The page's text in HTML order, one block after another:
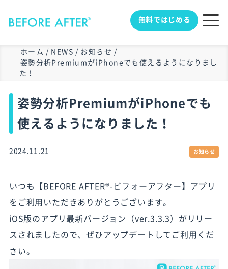
無料ではじめる
ホーム / NEWS / お知らせ /
姿勢分析PremiumがiPhoneでも使えるようになりまし
た！
姿勢分析PremiumがiPhoneでも
使えるようになりました！
2024.11.21 お知らせ
いつも【BEFORE AFTER®-ビフォーアフター】アプリ
をご利用いただきありがとうございます。
iOS版のアプリ最新バージョン（ver.3.3.3）がリリー
スされましたので、ぜひアップデートしてご利用くだ
さい。